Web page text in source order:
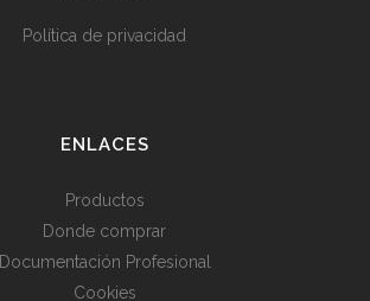
Política de privacidad
ENLACES
Productos
Donde comprar
Documentación Profesional
Cookies